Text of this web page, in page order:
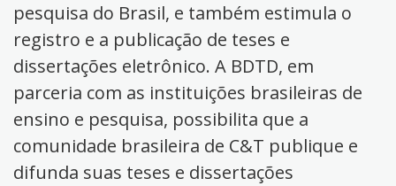
pesquisa do Brasil, e também estimula o
registro e a publicação de teses e
dissertações eletrônico. A BDTD, em
parceria com as instituições brasileiras de
ensino e pesquisa, possibilita que a
comunidade brasileira de C&T publique e
difunda suas teses e dissertações